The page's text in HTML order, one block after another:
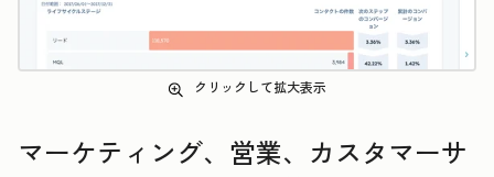
クリックして拡大表示
マーケティング、営業、カスタマーサ